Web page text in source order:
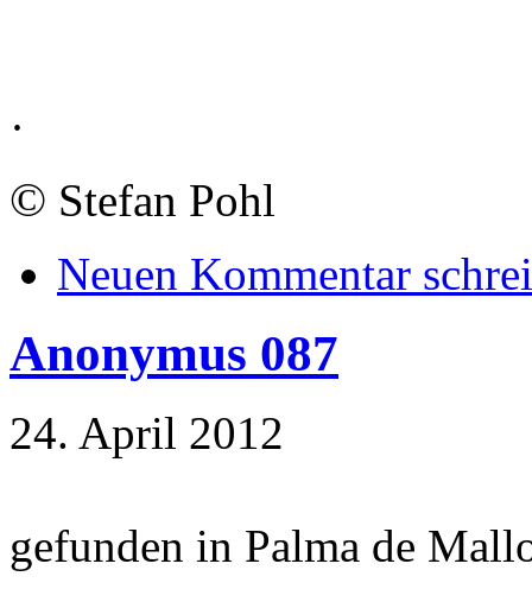
·
© Stefan Pohl
Neuen Kommentar
Anonymus 087
24. April 2012
gefunden in Palma de